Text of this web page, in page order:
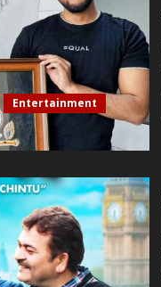
Entertainment